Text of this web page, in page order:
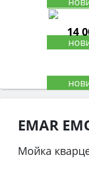
14
EMAR
Мойка